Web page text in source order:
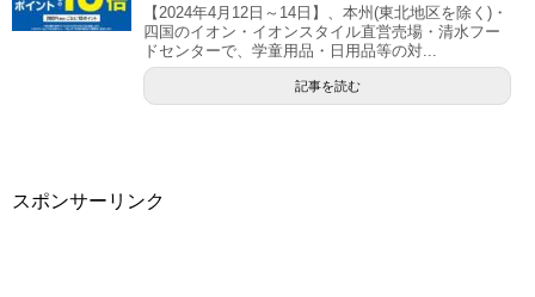
【2024年4月12日～14日】、本州(東北地区を除く)・
四国のイオン・イオンスタイル直営売場・清水フー
ドセンターで、学童用品・日用品等の対...
記事を読む
スポンサーリンク